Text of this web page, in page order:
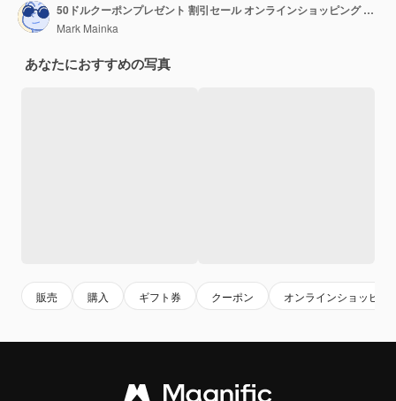
50ドルクーポンプレゼント 割引セール オンラインショッピング インターネットストア ショップ
Mark Mainka
あなたにおすすめの写真
販売 購入 ギフト券 クーポン オンラインショッピン